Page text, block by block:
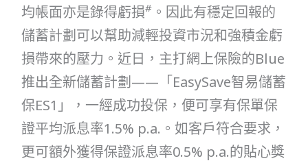
均帳面亦是錄得虧損#。因此有穩定回報的
儲蓄計劃可以幫助減輕投資市況和強積金虧
損帶來的壓力。近日，主打網上保險的Blue
推出全新儲蓄計劃——「EasySave智易儲蓄
保ES1」，一經成功投保，便可享有保單保
證平均派息率1.5% p.a.。如客戶符合要求，
更可額外獲得保證派息率0.5% p.a.的貼心獎